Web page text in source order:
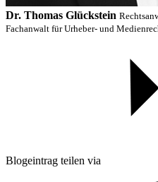
Dr. Thomas Glückstein
Fachanwalt für Urheber- und
Blogeintrag teilen via